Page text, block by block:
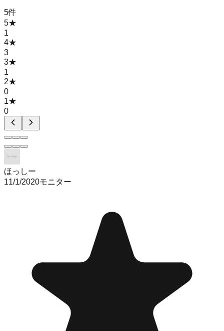
5件
5★
1
4★
3
3★
1
2★
0
1★
0
ほっしー
11/1/2020モニター